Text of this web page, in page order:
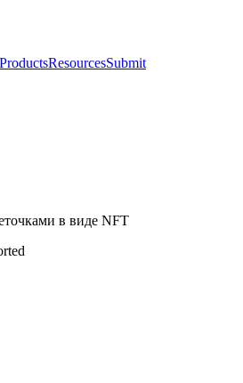
ProductsResourcesSubmit
в виде NFT